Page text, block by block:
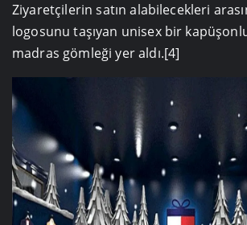
Ziyaretçilerin satın alabilecekleri
logosunu taşıyan unisex bir
madras gömleği yer aldı.[4]